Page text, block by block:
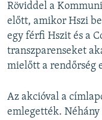
Röviddel a
előtt, amikor Hszi
egy férfi Hszit és a
transzparenseket
mielőtt a rendőrség
Az akcióval a
emlegették.